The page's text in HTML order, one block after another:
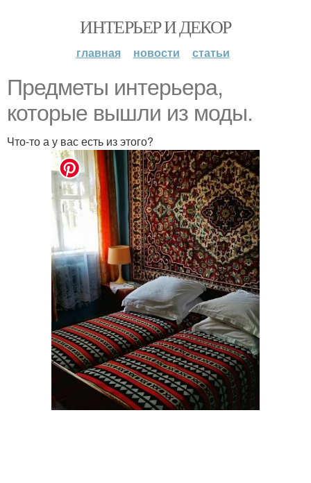
ИНТЕРЬЕР И ДЕКОР
главная новости статьи
Предметы интерьера,
которые вышли из моды.
Что-то а у вас есть из этого?